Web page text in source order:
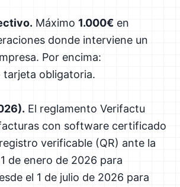
Máximo 1.000€ en
donde interviene un
Por encima:
obligatoria.
El reglamento Verifactu
con software certificado
verificable (QR) ante la
de enero de 2026 para
el 1 de julio de 2026 para